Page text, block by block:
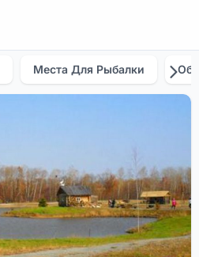
Места Для Рыбалки